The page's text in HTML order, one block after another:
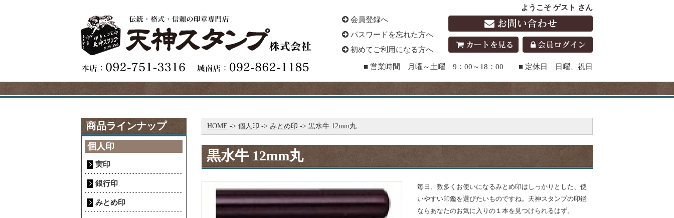
ようこそ ゲスト さん
会員登録へ
パスワードを忘れた方へ
初めてご利用になる方へ
■ 営業時間 月曜～土曜 9：00～18：00 ■ 定休日 日曜、祝日
商品ラインナップ
個人印
実印
銀行印
みとめ印
HOME -> 個人印 -> みとめ印 -> 黒水牛 12mm丸
黒水牛 12mm丸
毎日、数多くお使いになるみとめ印はしっかりとした、使
いやすい印鑑を選びたいものですね。天神スタンプの印鑑
ならあなたのお気に入りの１本を見つけられるはず。